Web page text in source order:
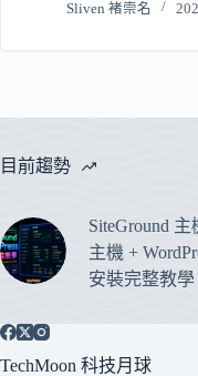
Sliven 褚崇名
目前趨勢
SiteGround
主機 +
安裝完整教學
TechMoon 科技月球